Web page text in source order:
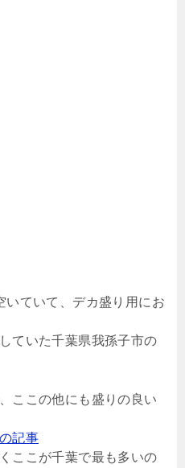
いていて、デカ盛り用にお
ていた千葉県我孫子市の
ここの他にも盛りの良い
記事
ここが千葉で最も多いの